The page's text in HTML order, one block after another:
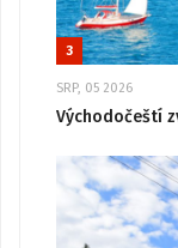
3
SRP, 05 2026
Východočeští